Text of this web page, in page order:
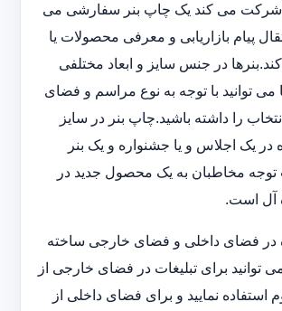
شرکت می کند یک چاپ بنر سفارشی می
پیام بازاریابی و معرفی محصولات یا
در جنس سایز و ابعاد مختلفی
می توانید با توجه به نوع مراسم و فضای
را داشته باشید.چاپ بنر در سایز
در یک اجلاس و یا جشنواره و یک بنر
مخاطبان به یک محصول جدید در
آل است.
در فضای داخلی و فضای خارجی ساخته
توانید برای تبلیغات در فضای خارجی از
استفاده نمایید و برای فضای داخلی از